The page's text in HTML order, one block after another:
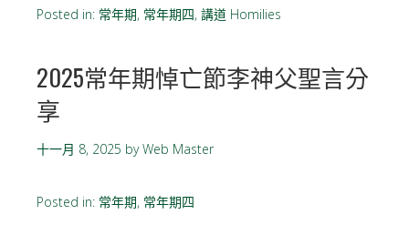
Posted in: 常年期, 常年期四, 講道 Homilies
2025常年期悼亡節李神父聖言分
享
十一月 8, 2025 byWeb Master
Posted in: 常年期, 常年期四